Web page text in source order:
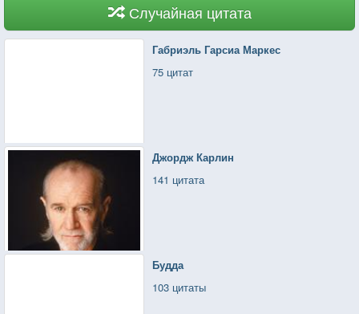
Случайная цитата
Габриэль Гарсиа Маркес
75 цитат
Джордж Карлин
141 цитата
Будда
103 цитаты